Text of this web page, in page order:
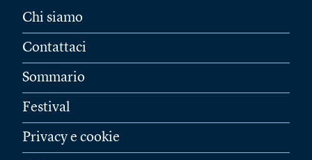
Chi siamo
Contattaci
Sommario
Festival
Privacy e cookie